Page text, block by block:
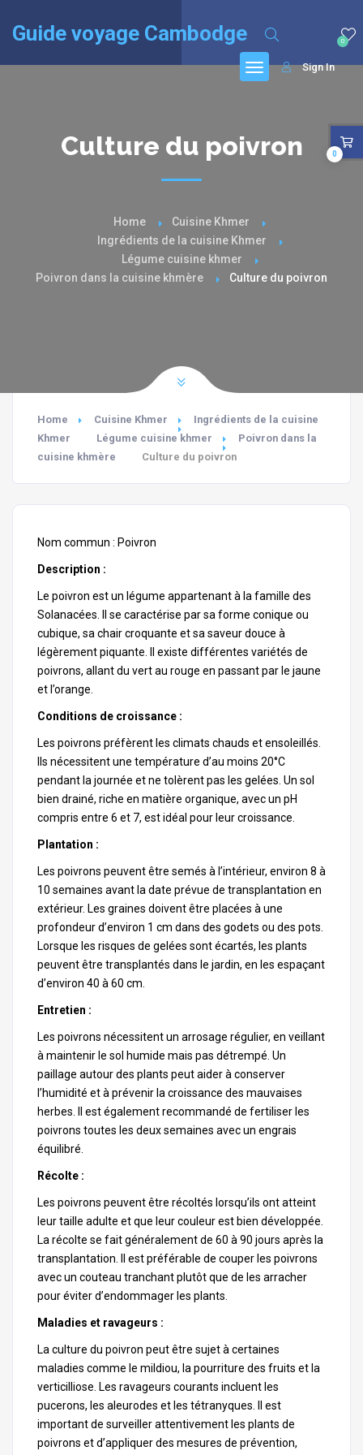
Guide voyage Cambodge 0
Sign In
Culture du poivron
Home
Cuisine Khmer
Ingrédients de la cuisine Khmer
Légume cuisine khmer
Poivron dans la cuisine khmère
Culture du poivron
Home Cuisine Khmer
Ingrédients de la cuisine
Khmer
Légume cuisine khmer
Poivron dans la
cuisine khmère
Culture du poivron
Nom commun : Poivron
Description :
Le poivron est un légume appartenant à la famille des
Solanacées . Il se caractérise par sa forme conique ou
cubique, sa chair croquante et sa saveur douce à
légèrement piquante. Il existe différentes variétés de
poivrons, allant du vert au rouge en passant par le jaune
et l’orange.
Conditions de croissance :
Les poivrons préfèrent les climats chauds et ensoleillés.
Ils nécessitent une température d’au moins 20°C
pendant la journée et ne tolèrent pas les gelées. Un sol
bien drainé, riche en matière organique, avec un pH
compris entre 6 et 7, est idéal pour leur croissance.
Plantation :
Les poivrons peuvent être semés à l’intérieur, environ 8 à
10 semaines avant la date prévue de transplantation en
extérieur. Les graines doivent être placées à une
profondeur d’environ 1 cm dans des godets ou des pots.
Lorsque les risques de gelées sont écartés, les plants
peuvent être transplantés dans le jardin, en les espaçant
d’environ 40 à 60 cm.
Entretien :
Les poivrons nécessitent un arrosage régulier, en veillant
à maintenir le sol humide mais pas détrempé. Un
paillage autour des plants peut aider à conserver
l’humidité et à prévenir la croissance des mauvaises
herbes. Il est également recommandé de fertiliser les
poivrons toutes les deux semaines avec un engrais
équilibré.
Récolte :
Les poivrons peuvent être récoltés lorsqu’ils ont atteint
leur taille adulte et que leur couleur est bien développée.
La récolte se fait généralement de 60 à 90 jours après la
transplantation. Il est préférable de couper les poivrons
avec un couteau tranchant plutôt que de les arracher
pour éviter d’endommager les plants.
Maladies et ravageurs :
La culture du poivron peut être sujet à certaines
maladies comme le mildiou, la pourriture des fruits et la
verticilliose. Les ravageurs courants incluent les
pucerons, les aleurodes et les tétranyques. Il est
important de surveiller attentivement les plants de
poivrons et d’appliquer des mesures de prévention,
0